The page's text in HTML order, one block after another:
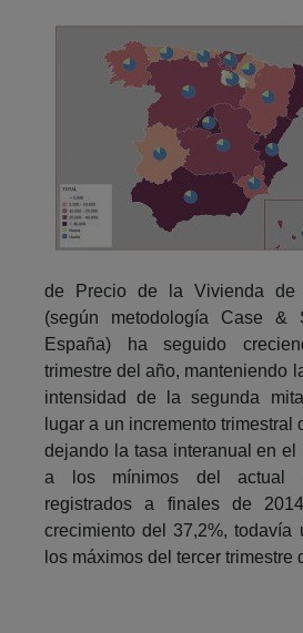
de Precio de la Vivienda de
(según metodología Case &
España) ha seguido
trimestre del año, manteniendo
intensidad de la segunda
lugar a un incremento trimestral
dejando la tasa interanual en el
a los mínimos del actual
registrados a finales de
crecimiento del 37,2%, todavía
los máximos del tercer trimestre